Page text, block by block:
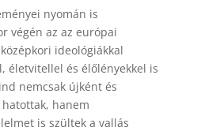
nyomán is
végén az az európai
ideológiákkal
életvitellel és élőlényekkel is
nemcsak újként és
hanem
is szültek a vallás